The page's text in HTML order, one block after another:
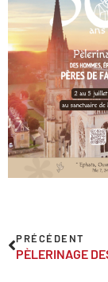
PRÉCÉDENT